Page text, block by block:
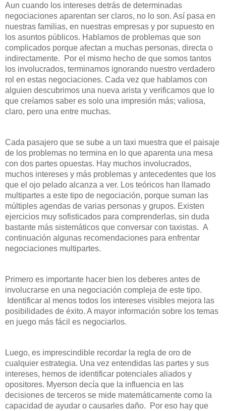
Aun cuando los intereses detrás de determinadas
negociaciones aparentan ser claros, no lo son. Así pasa en
nuestras familias, en nuestras empresas y por supuesto en
los asuntos públicos. Hablamos de problemas que son
complicados porque afectan a muchas personas, directa o
indirectamente. Por el mismo hecho de que somos tantos
los involucrados, terminamos ignorando nuestro verdadero
rol en estas negociaciones. Cada vez que hablamos con
alguien descubrimos una nueva arista y verificamos que lo
que creíamos saber es solo una impresión más; valiosa,
claro, pero una entre muchas.
Cada pasajero que se sube a un taxi muestra que el paisaje
de los problemas no termina en lo que aparenta una mesa
con dos partes opuestas. Hay muchos involucrados,
muchos intereses y más problemas y antecedentes que los
que el ojo pelado alcanza a ver. Los teóricos han llamado
multipartes a este tipo de negociación, porque suman las
múltiples agendas de varias personas y grupos. Existen
ejercicios muy sofisticados para comprenderlas, sin duda
bastante más sistemáticos que conversar con taxistas. A
continuación algunas recomendaciones para enfrentar
negociaciones multipartes.
Primero es importante hacer bien los deberes antes de
involucrarse en una negociación compleja de este tipo.
Identificar al menos todos los intereses visibles mejora las
posibilidades de éxito. A mayor información sobre los temas
en juego más fácil es negociarlos.
Luego, es imprescindible recordar la regla de oro de
cualquier estrategia. Una vez entendidas las partes y sus
intereses, hemos de identificar potenciales aliados y
opositores. Myerson decía que la influencia en las
decisiones de terceros se mide matemáticamente como la
capacidad de ayudar o causarles daño. Por eso hay que